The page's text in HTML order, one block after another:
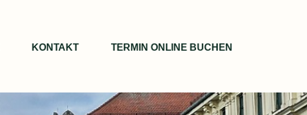
KONTAKT TERMIN ONLINE BUCHEN